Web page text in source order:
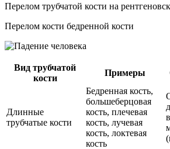
Перелом трубчатой кости на
Перелом кости бедренной кости
Вид трубчатой
кости
Примеры
Длинные
трубчатые кости
Бедренная кость,
большеберцовая
кость, плечевая
кость, лучевая
кость, локтевая
кость